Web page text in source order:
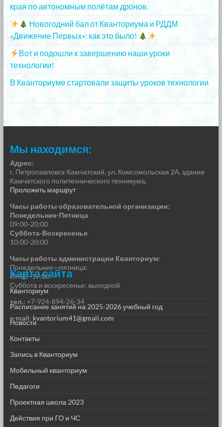
края по автономным полётам дронов.
Новогодний бал от Кванториума и РДДМ
«Движение Первых»: как это было!
Вот и подошли к завершению наши уроки
технологии!
В Кванториуме стартовали защиты уроков технологии
Мы находимся:
Адрес:
г. Петропавловск-Камчатский, ул. Комсомольская 2А, здание
Камчатского политехнического техникума.
Проложить маршрут
Часы работы образовательной организации:
Понедельник-Пятница
09:00-20:00
Суббота-Воскресенье
10:00-20:00
Часы работы администрации Кванториум:
Понедельник—пятница:
09:00–17:00
Суббота и воскресенье: выходной
тел.: +7-924-894-26-34
e-mail: kvantorium41@gmail.com
Карта сайта
Кванториум
Расписание занятий на 2025-2026 учебный год
Новости
Контакты
Запись в Кванториум
Мобильный кванториум
Педагоги
Проектная школа 2023
Действия при ГО и ЧС